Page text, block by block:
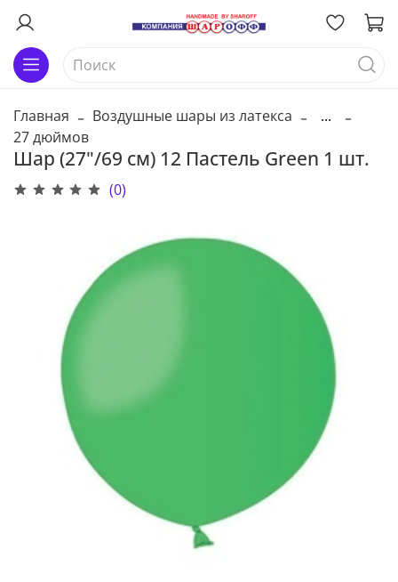
Главная Воздушные шары из латекса
...
27 дюймов
Шар (27"/69 см) 12 Пастель Green 1 шт.
(0)